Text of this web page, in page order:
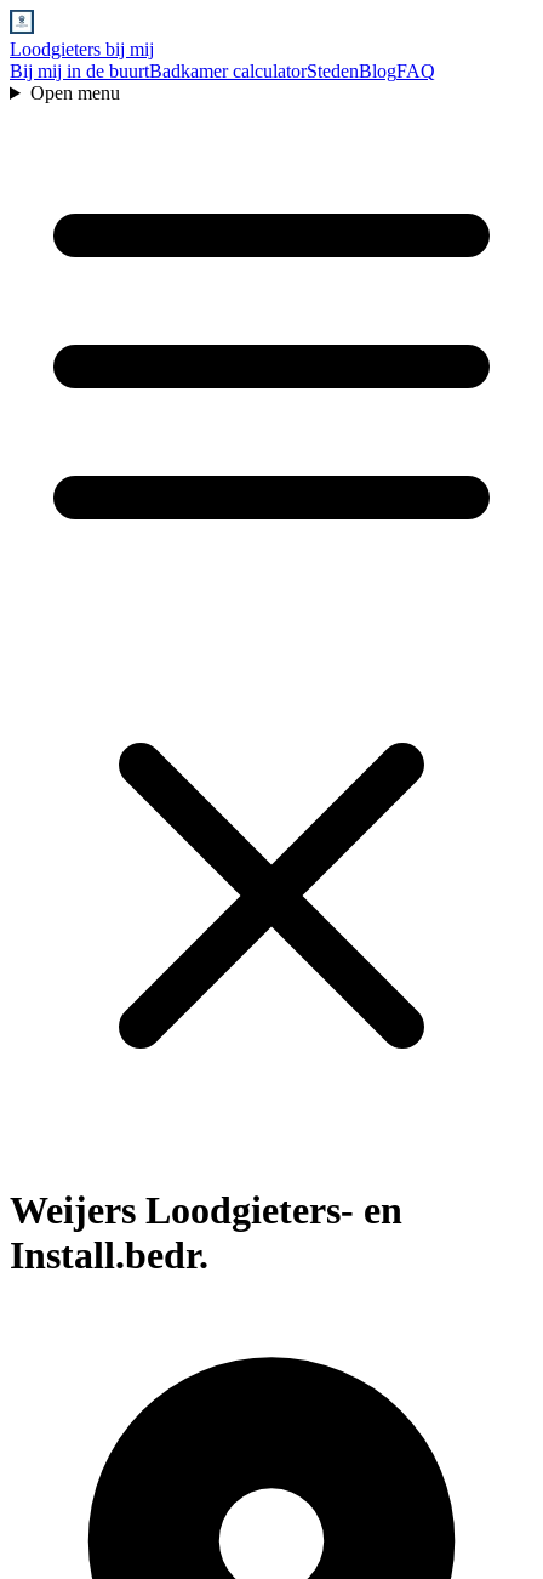
Loodgieters bij mij
Bij mij in de buurtBadkamer calculatorStedenBlogFAQ
Open menu
Weijers Loodgieters- en
Install.bedr.